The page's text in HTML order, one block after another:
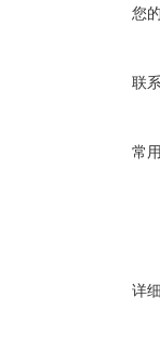
您
联
常
详